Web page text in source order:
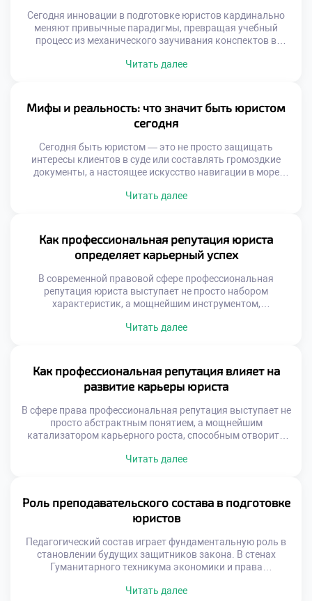
Сегодня инновации в подготовке юристов кардинально
меняют привычные парадигмы, превращая учебный
процесс из механического заучивания конспектов в
традиций и передовых цифровых решений. Современные
судебных заседаний до алгоритмов на базе нейросетей
для разбора сложных правовых коллизий. Чтобы
успешно освоить […]
Читать далее
Мифы и реальность: что значит быть юристом
сегодня
Сегодня быть юристом — это не просто защищать
интересы клиентов в суде или составлять громоздкие
документы, а настоящее искусство навигации в море
соседствуют с суровой реальностью ежедневной
практикой, фундаментальным шагом становится хорошее
образование в техникуме […]
Читать далее
Как профессиональная репутация юриста
определяет карьерный успех
В современной правовой сфере профессиональная
репутация юриста выступает не просто набором
характеристик, а мощнейшим инструментом,
возможностям. Подобно искусной шахматной партии, где
выстраивания надежных связей. Чтобы успешно
ориентироваться в этом многогранном мире, где
добросовестная практика переплетается с личным
брендом, фундаментальным […]
Читать далее
Как профессиональная репутация влияет на
развитие карьеры юриста
В сфере права профессиональная репутация выступает не
просто абстрактным понятием, а мощнейшим
катализатором карьерного роста, способным отворить
искусной шахматной партии, где каждый ход просчитан
выстраивания надежных профессиональных связей.
Чтобы успешно ориентироваться в этом многогранном
мире, где добросовестная […]
Читать далее
Роль преподавательского состава в подготовке
юристов
Педагогический состав играет фундаментальную роль в
становлении будущих защитников закона. В стенах
Гуманитарного техникума экономики и права
сухую теорию, но и выступают в качестве наставников,
Читать далее